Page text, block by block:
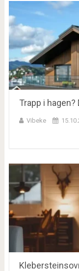
Trapp i
Vibeke